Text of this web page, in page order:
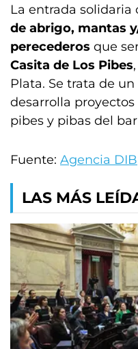
La entrada solidaria
de abrigo, mantas
perecederos que
Casita de Los Pibes
Plata. Se trata de
desarrolla
pibes y pibas del
Fuente: Agencia DIB
LAS MÁS